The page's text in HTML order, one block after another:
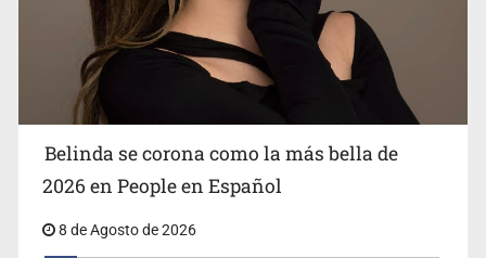
Ciclosporiasis no representa un riesgo epidemiológico
masivo
Belinda se corona como la más bella de
2026 en People en Español
8 de Agosto de 2026